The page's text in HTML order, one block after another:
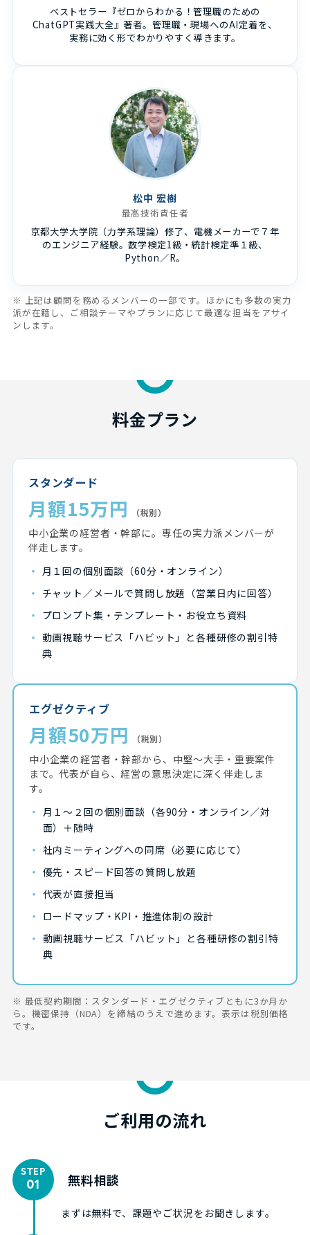
ベストセラー『ゼロからわかる！管理職のための
ChatGPT実践大全』著者。管理職・現場へのAI定着を、
実務に効く形でわかりやすく導きます。
松中 宏樹
最高技術責任者
京都大学大学院（力学系理論）修了、電機メーカーで７年
のエンジニア経験。数学検定1級・統計検定準１級、
Python／R。
※ 上記は顧問を務めるメンバーの一部です。ほかにも多数の実力
派が在籍し、ご相談テーマやプランに応じて最適な担当をアサイ
ンします。
料金プラン
スタンダード
月額15万円 （税別）
中小企業の経営者・幹部に。専任の実力派メンバーが
伴走します。
・ 月１回の個別面談（60分・オンライン）
・ チャット／メールで質問し放題（営業日内に回答）
・ プロンプト集・テンプレート・お役立ち資料
・ 動画視聴サービス「ハビット」と各種研修の割引特
典
エグゼクティブ
月額50万円 （税別）
中小企業の経営者・幹部から、中堅〜大手・重要案件
まで。代表が自ら、経営の意思決定に深く伴走しま
す。
・ 月１〜２回の個別面談（各90分・オンライン／対
面）＋随時
・ 社内ミーティングへの同席（必要に応じて）
・ 優先・スピード回答の質問し放題
・ 代表が直接担当
・ ロードマップ・KPI・推進体制の設計
・ 動画視聴サービス「ハビット」と各種研修の割引特
典
※ 最低契約期間：スタンダード・エグゼクティブともに3か月か
ら。機密保持（NDA）を締結のうえで進めます。表示は税別価格
です。
ご利用の流れ
STEP
01 無料相談
まずは無料で、課題やご状況をお聞きします。